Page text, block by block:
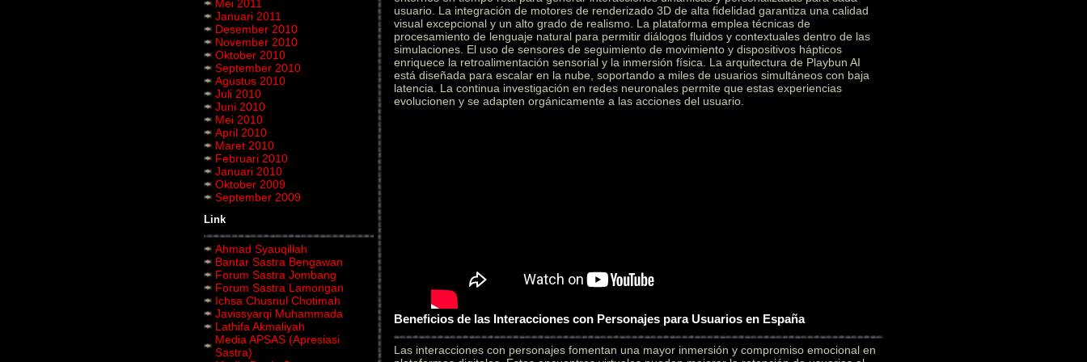
Mei 2011
Januari 2011
Desember 2010
November 2010
Oktober 2010
September 2010
Agustus 2010
Juli 2010
Juni 2010
Mei 2010
April 2010
Maret 2010
Februari 2010
Januari 2010
Oktober 2009
September 2009
Link
Ahmad Syauqillah
Bantar Sastra Bengawan
Forum Sastra Jombang
Forum Sastra Lamongan
Ichsa Chusnul Chotimah
Javissyarqi Muhammada
Lathifa Akmaliyah
Media APSAS (Apresiasi
Sastra)
usuario. La integración de motores de renderizado 3D de alta fidelidad garantiza una calidad
visual excepcional y un alto grado de realismo. La plataforma emplea técnicas de
procesamiento de lenguaje natural para permitir diálogos fluidos y contextuales dentro de las
simulaciones. El uso de sensores de seguimiento de movimiento y dispositivos hápticos
enriquece la retroalimentación sensorial y la inmersión física. La arquitectura de Playbun AI
está diseñada para escalar en la nube, soportando a miles de usuarios simultáneos con baja
latencia. La continua investigación en redes neuronales permite que estas experiencias
evolucionen y se adapten orgánicamente a las acciones del usuario.
Beneficios de las Interacciones con Personajes para Usuarios en España
Las interacciones con personajes fomentan una mayor inmersión y compromiso emocional en